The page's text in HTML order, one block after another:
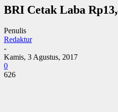
BRI Cetak Laba
Penulis
Redaktur
-
Kamis, 3 Agustus, 2017
0
626